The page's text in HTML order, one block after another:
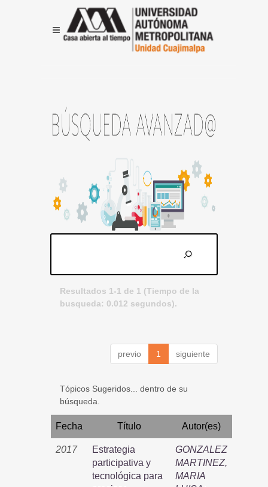
Resultados 1-1 de 1 (Tiempo de la
busqueda: 0.012 segundos).
previo 1 siguiente
Tópicos Sugeridos... dentro de su
búsqueda.
Fecha Título Autor(es)
2017
Estrategia
participativa y
tecnológica para
GONZALEZ
MARTINEZ,
MARIA